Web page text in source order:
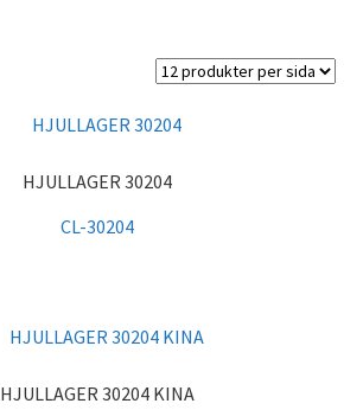
HJULLAGER 30204
CL-30204
HJULLAGER 30204 KINA